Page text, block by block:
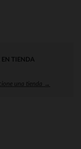
TIENDA
una tienda →